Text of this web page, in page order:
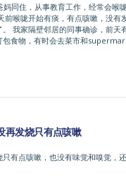
同住，从事教育工作，经常会喉
喉咙开始有痰，有点咳嗽，没有
我家隔壁邻居的同事确诊，前天
食物，有时会去菜市和
再发烧只有点咳嗽
有点咳嗽，也没有味觉和嗅觉，